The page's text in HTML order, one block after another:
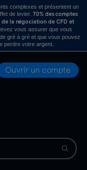
complexes et présentent un
de levier. 70% des comptes
de la négociation de CFD et
vous assurer que vous
gré à gré et que vous pouvez
perdre votre argent.
Ouvrir un compte